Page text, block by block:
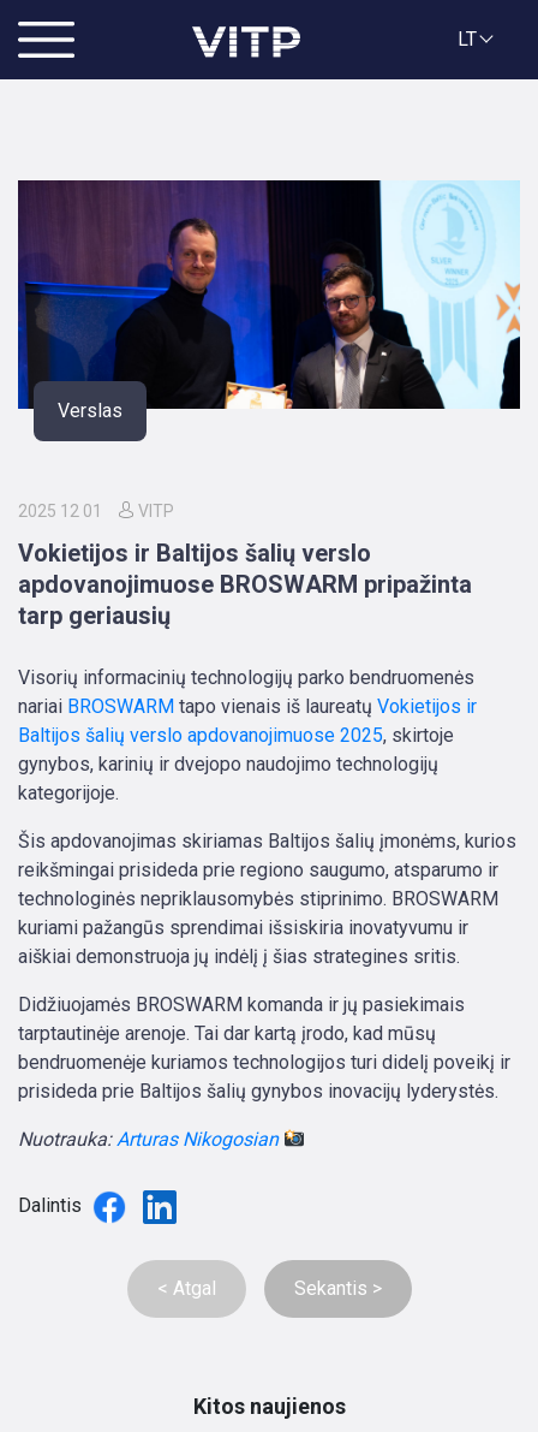
LT
Verslas
2025 12 01 VITP
Vokietijos ir Baltijos šalių verslo
apdovanojimuose BROSWARM pripažinta
tarp geriausių
Visorių informacinių technologijų parko bendruomenės
nariai BROSWARM tapo vienais iš laureatų Vokietijos ir
Baltijos šalių verslo apdovanojimuose 2025, skirtoje
gynybos, karinių ir dvejopo naudojimo technologijų
kategorijoje.
Šis apdovanojimas skiriamas Baltijos šalių įmonėms, kurios
reikšmingai prisideda prie regiono saugumo, atsparumo ir
technologinės nepriklausomybės stiprinimo. BROSWARM
kuriami pažangūs sprendimai išsiskiria inovatyvumu ir
aiškiai demonstruoja jų indėlį į šias strategines sritis.
Didžiuojamės BROSWARM komanda ir jų pasiekimais
tarptautinėje arenoje. Tai dar kartą įrodo, kad mūsų
bendruomenėje kuriamos technologijos turi didelį poveikį ir
prisideda prie Baltijos šalių gynybos inovacijų lyderystės.
Nuotrauka:Arturas Nikogosian
Dalintis
< Atgal Sekantis >
Kitos naujienos